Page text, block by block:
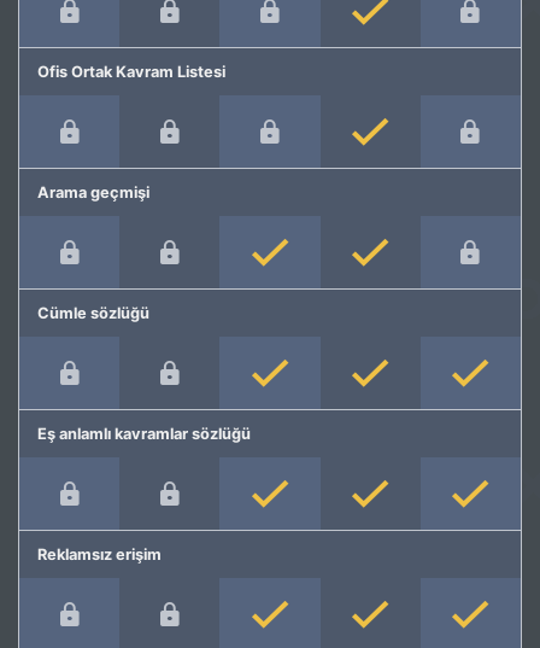
Ofis Ortak Kavram Listesi
Arama geçmişi
Cümle sözlüğü
Eş anlamlı kavramlar sözlüğü
Reklamsız erişim